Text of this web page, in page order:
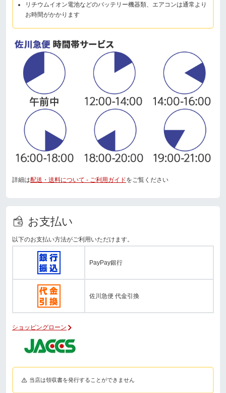
リチウムイオン電池などのバッテリー機器類、エアコンは通常より
お時間がかかります
詳細は配送・送料について - ご利用ガイドをご覧ください
お支払い
以下のお支払い方法がご利用いただけます。
PayPay銀行
佐川急便 代金引換
ショッピングローン
当店は領収書を発行することができません